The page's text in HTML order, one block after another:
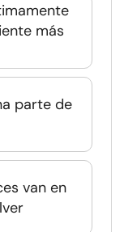
más
parte de
van en